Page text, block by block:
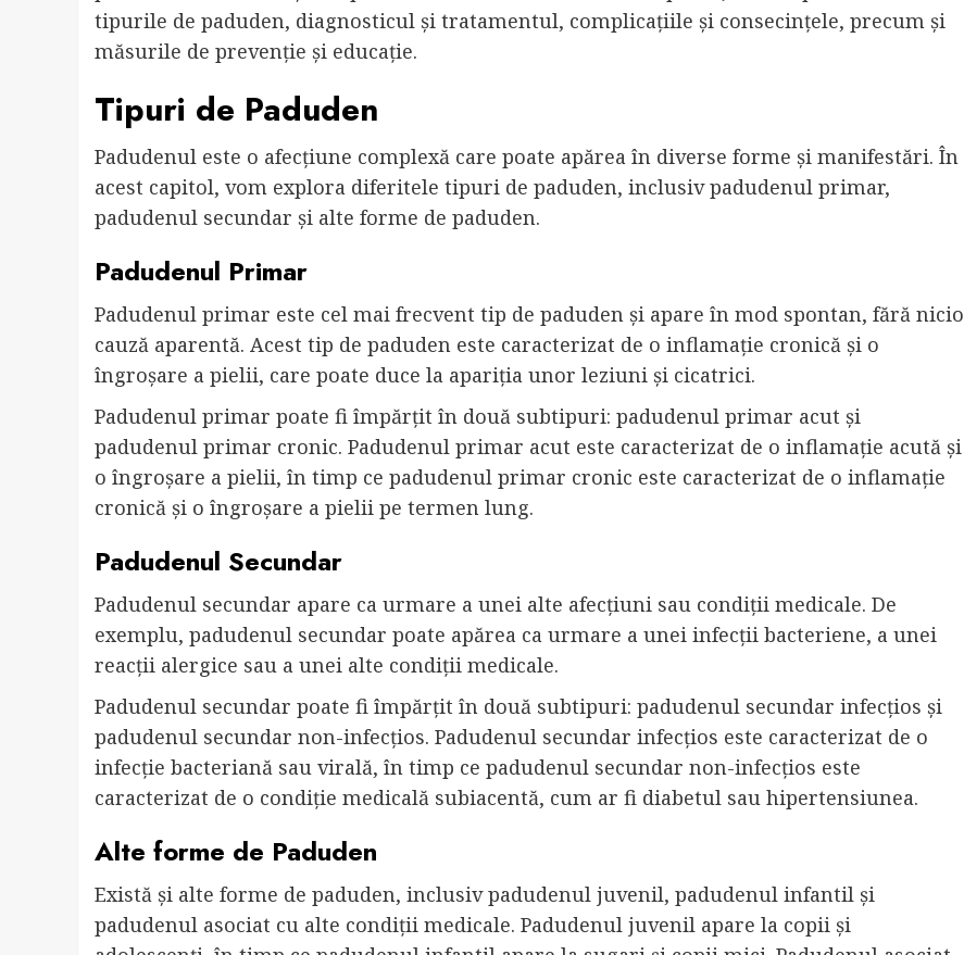
tipurile de paduden, diagnosticul și tratamentul, complicațiile și consecințele, precum și
măsurile de prevenție și educație.
Tipuri de Paduden
Padudenul este o afecțiune complexă care poate apărea în diverse forme și manifestări. În
acest capitol, vom explora diferitele tipuri de paduden, inclusiv padudenul primar,
padudenul secundar și alte forme de paduden.
Padudenul Primar
Padudenul primar este cel mai frecvent tip de paduden și apare în mod spontan, fără nicio
cauză aparentă. Acest tip de paduden este caracterizat de o inflamație cronică și o
îngroșare a pielii, care poate duce la apariția unor leziuni și cicatrici.
Padudenul primar poate fi împărțit în două subtipuri: padudenul primar acut și
padudenul primar cronic. Padudenul primar acut este caracterizat de o inflamație acută și
o îngroșare a pielii, în timp ce padudenul primar cronic este caracterizat de o inflamație
cronică și o îngroșare a pielii pe termen lung.
Padudenul Secundar
Padudenul secundar apare ca urmare a unei alte afecțiuni sau condiții medicale. De
exemplu, padudenul secundar poate apărea ca urmare a unei infecții bacteriene, a unei
reacții alergice sau a unei alte condiții medicale.
Padudenul secundar poate fi împărțit în două subtipuri: padudenul secundar infecțios și
padudenul secundar non-infecțios. Padudenul secundar infecțios este caracterizat de o
infecție bacteriană sau virală, în timp ce padudenul secundar non-infecțios este
caracterizat de o condiție medicală subiacentă, cum ar fi diabetul sau hipertensiunea.
Alte forme de Paduden
Există și alte forme de paduden, inclusiv padudenul juvenil, padudenul infantil și
padudenul asociat cu alte condiții medicale. Padudenul juvenil apare la copii și